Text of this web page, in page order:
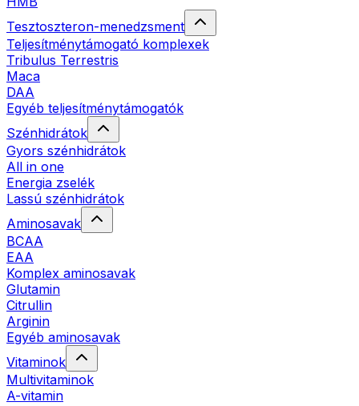
Tesztoszteron-menedzsment
Teljesítménytámogató komplexek
Tribulus Terrestris
Maca
DAA
Egyéb teljesítménytámogatók
Szénhidrátok
Gyors szénhidrátok
All in one
Energia zselék
Lassú szénhidrátok
Aminosavak
BCAA
EAA
Komplex aminosavak
Glutamin
Citrullin
Arginin
Egyéb aminosavak
Vitaminok
Multivitaminok
A-vitamin